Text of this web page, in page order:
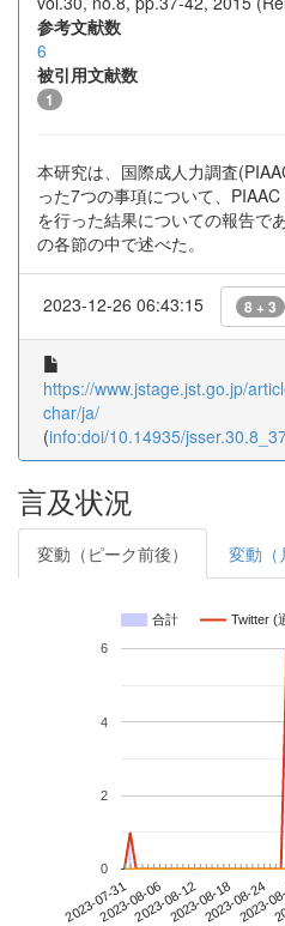
参考文献数
6
被引用文献数
1
本研究は、国際成人力調査
った7つの事項について、
を行った結果についての報告で
の各節の中で述べた。
2023-12-26 06:43:15 8 + 3
https://www.jstage.jst.go.jp/
char/ja/
(info:doi/10.14935/
言及状況
変動（ピーク前後） 変動（
合計 Twitter (
2023-07-312023-08-062023-08-122023-08-182023-08-24
2023-
0
2
4
6